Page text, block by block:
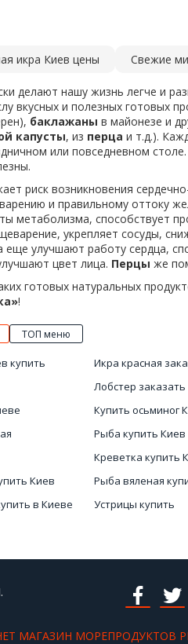
икра Киев цены Свежие
делают нашу жизнь легче и
вкусных и полезных готовых
баклажаны в майонезе и
капусты, из перца и т.д.).
или повседневном
риск возникновения
и правильному оттоку
метаболизма, способствует
укрепляет сосуды,
еще улучшают работу сердца,
цвет лица. Перцы же
готовых натуральных
!
ТОП меню
купить
Киев
в Киеве
Икра красная
Лобстер заказать
Купить осьминог
Рыба купить Киев
Креветка купить
Рыба вяленая
Устрицы купить
МАГАЗИН МОРЕПРОДУКТОВ